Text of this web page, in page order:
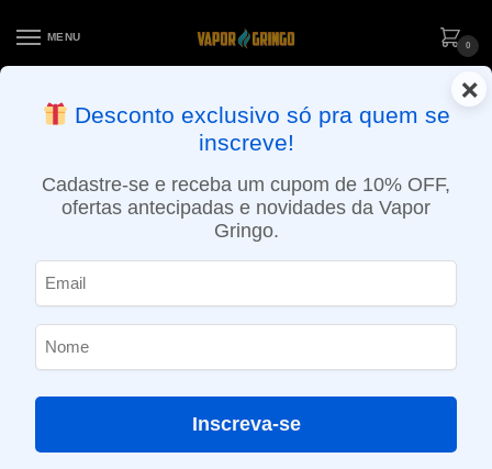
MENU
0
ENTREGA NO MESMO DIA EM SÃO PAULO (SEG A SEX): PEDIDOS
APROVADOS ATÉ 15:30 VIA MOTOBOY
×
Desconto exclusivo só pra quem se
inscreve!
Cadastre-se e receba um cupom de 10% OFF,
ofertas antecipadas e novidades da Vapor
Gringo.
Inscreva-se